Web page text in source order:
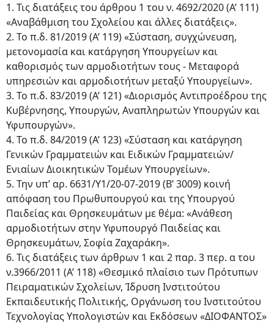
1. Τις διατάξεις του άρθρου 1 του ν. 4692/2020 (Α’ 111)
«Αναβάθμιση του Σχολείου και άλλες διατάξεις».
2. Το π.δ. 81/2019 (Α’ 119) «Σύσταση, συγχώνευση,
μετονομασία και κατάργηση Υπουργείων και
καθορισμός των αρμοδιοτήτων τους - Μεταφορά
υπηρεσιών και αρμοδιοτήτων μεταξύ Υπουργείων».
3. Το π.δ. 83/2019 (Α’ 121) «Διορισμός Αντιπροέδρου της
Κυβέρνησης, Υπουργών, Αναπληρωτών Υπουργών και
Υφυπουργών».
4. Το π.δ. 84/2019 (Α’ 123) «Σύσταση και κατάργηση
Γενικών Γραμματειών και Ειδικών Γραμματειών/
Ενιαίων Διοικητικών Τομέων Υπουργείων».
5. Την υπ’ αρ. 6631/Υ1/20-07-2019 (Β’ 3009) κοινή
απόφαση του Πρωθυπουργού και της Υπουργού
Παιδείας και Θρησκευμάτων με θέμα: «Ανάθεση
αρμοδιοτήτων στην Υφυπουργό Παιδείας και
Θρησκευμάτων, Σοφία Ζαχαράκη».
6. Τις διατάξεις των άρθρων 1 και 2 παρ. 3 περ. α του
ν.3966/2011 (Α’ 118) «Θεσμικό πλαίσιο των Πρότυπων
Πειραματικών Σχολείων, Ίδρυση Ινστιτούτου
Εκπαιδευτικής Πολιτικής, Οργάνωση του Ινστιτούτου
Τεχνολογίας Υπολογιστών και Εκδόσεων «ΔΙΟΦΑΝΤΟΣ»